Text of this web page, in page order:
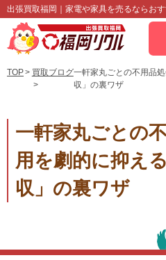
出張買取福岡｜家電や家具を売るならお
TOP 買取ブログ一軒家丸ごとの不用品
収」の裏ワザ
一軒家丸ごとの
用を劇的に抑え
収」の裏ワザ